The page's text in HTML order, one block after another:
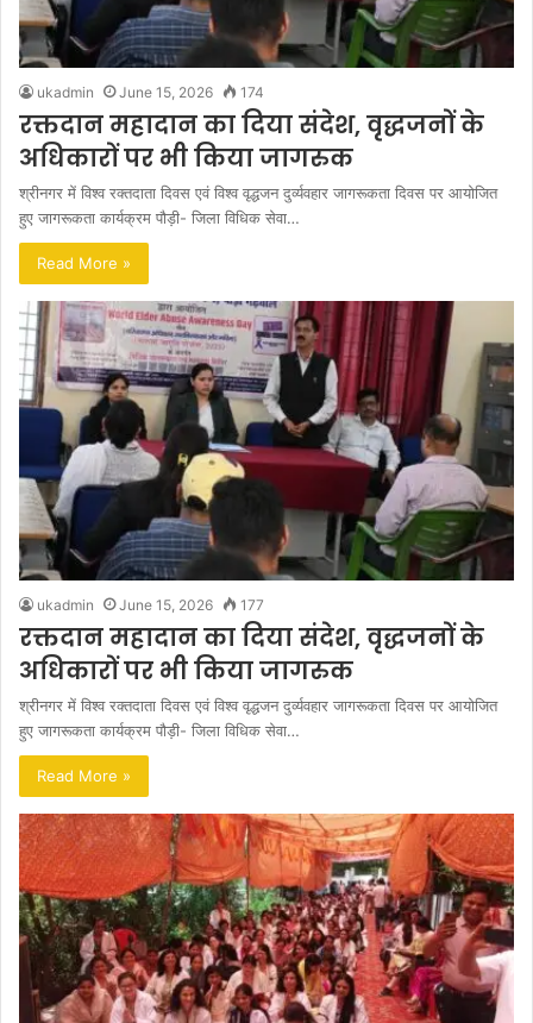
ukadmin June 15, 2026 174
रक्तदान महादान का दिया संदेश, वृद्धजनों के
अधिकारों पर भी किया जागरुक
श्रीनगर में विश्व रक्तदाता दिवस एवं विश्व वृद्धजन दुर्व्यवहार जागरूकता दिवस पर आयोजित
हुए जागरूकता कार्यक्रम पौड़ी- जिला विधिक सेवा…
Read More »
ukadmin June 15, 2026 177
रक्तदान महादान का दिया संदेश, वृद्धजनों के
अधिकारों पर भी किया जागरुक
श्रीनगर में विश्व रक्तदाता दिवस एवं विश्व वृद्धजन दुर्व्यवहार जागरूकता दिवस पर आयोजित
हुए जागरूकता कार्यक्रम पौड़ी- जिला विधिक सेवा…
Read More »